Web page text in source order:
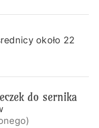
około 22
do sernika